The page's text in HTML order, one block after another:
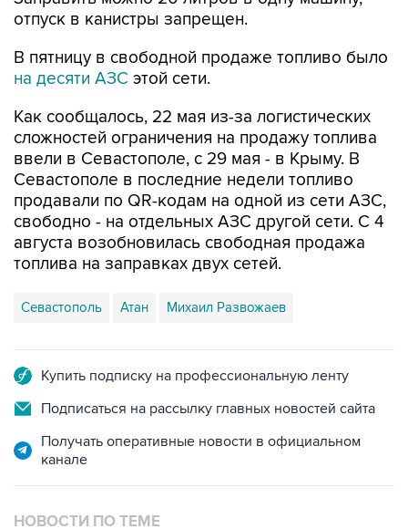
В пятницу в свободной продаже топливо было
Как сообщалось, 22 мая из-за логистических
ввели в Севастополе, с 29 мая - в Крыму. В
Севастополе в последние недели топливо
продавали по QR-кодам на одной из сети АЗС,
свободно - на отдельных АЗС другой сети. С 4
августа возобновилась свободная продажа
топлива на заправках двух сетей.
Севастополь Атан Михаил Развожаев
Подписаться на рассылку главных новостей сайта
Получать оперативные новости в официальном
НОВОСТИ ПО ТЕМЕ
7 августа 10:02